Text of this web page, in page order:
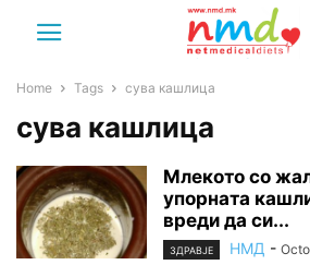
Home Tags сува кашлица
сува кашлица
Млекото со
упорната
вреди да си...
ЗДРАВЈЕ НМД -